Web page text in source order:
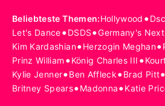
Beliebteste Themen:Hollywood •
Let's Dance•DSDS•Germany's
Kim Kardashian•Herzogin Meghan•
Prinz William •König Charles III •
Kylie Jenner•Ben Affleck•Brad Pitt•
Britney Spears•Madonna•Katie